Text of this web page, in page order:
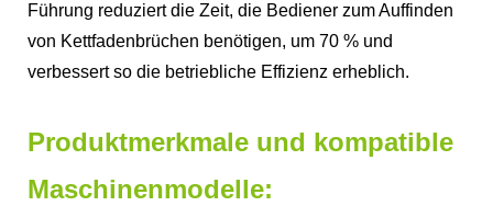
Führung reduziert die Zeit, die Bediener zum Auffinden
von Kettfadenbrüchen benötigen, um 70 % und
verbessert so die betriebliche Effizienz erheblich.
Produktmerkmale und kompatible
Maschinenmodelle: